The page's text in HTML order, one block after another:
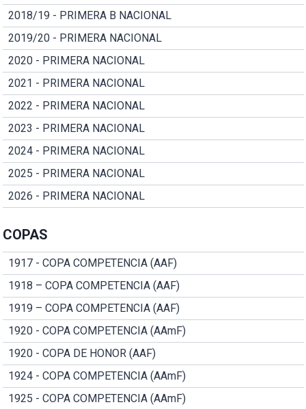
2018/19 - PRIMERA B NACIONAL
2019/20 - PRIMERA NACIONAL
2020 - PRIMERA NACIONAL
2021 - PRIMERA NACIONAL
2022 - PRIMERA NACIONAL
2023 - PRIMERA NACIONAL
2024 - PRIMERA NACIONAL
2025 - PRIMERA NACIONAL
2026 - PRIMERA NACIONAL
COPAS
1917 - COPA COMPETENCIA (AAF)
1918 – COPA COMPETENCIA (AAF)
1919 – COPA COMPETENCIA (AAF)
1920 - COPA COMPETENCIA (AAmF)
1920 - COPA DE HONOR (AAF)
1924 - COPA COMPETENCIA (AAmF)
1925 - COPA COMPETENCIA (AAmF)